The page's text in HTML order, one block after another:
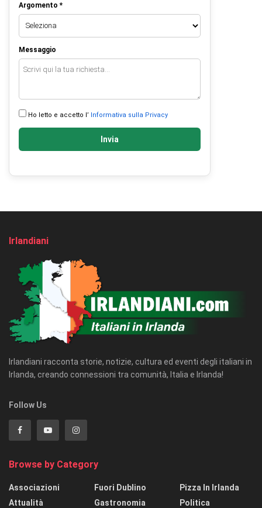
Argomento *
Messaggio
Ho letto e accetto l’ Informativa sulla Privacy
Invia
Irlandiani
Irlandiani racconta storie, notizie, cultura ed eventi degli italiani in
Irlanda, creando connessioni tra comunità, Italia e Irlanda!
Follow Us
Browse by Category
Associazioni
Attualità
Fuori Dublino
Gastronomia
Pizza In Irlanda
Politica